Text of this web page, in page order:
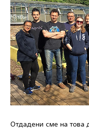
Отдадени сме на това